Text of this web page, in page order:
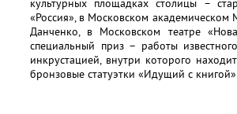
культурных площадках столицы –
«Россия», в Московском академическом
Данченко, в Московском театре
специальный приз – работы
инкрустацией, внутри которого
бронзовые статуэтки «Идущий с